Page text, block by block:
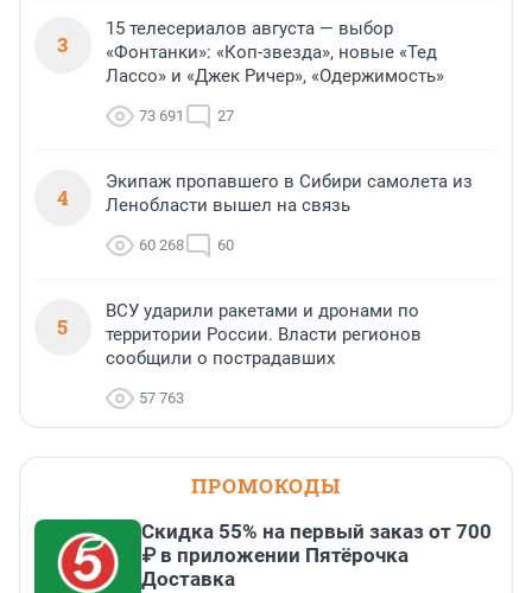
3
15 телесериалов августа — выбор
«Фонтанки»: «Коп-звезда», новые «Тед
Лассо» и «Джек Ричер», «Одержимость»
73 691 27
4
Экипаж пропавшего в Сибири самолета из
Ленобласти вышел на связь
60 268 60
5
ВСУ ударили ракетами и дронами по
территории России. Власти регионов
сообщили о пострадавших
57 763
ПРОМОКОДЫ
Скидка 55% на первый заказ от 700
₽ в приложении Пятёрочка
Доставка